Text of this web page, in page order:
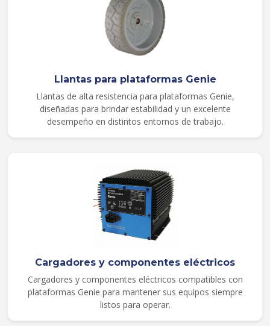
Llantas para plataformas Genie
Llantas de alta resistencia para plataformas Genie,
diseñadas para brindar estabilidad y un excelente
desempeño en distintos entornos de trabajo.
Cargadores y componentes eléctricos
Cargadores y componentes eléctricos compatibles con
plataformas Genie para mantener sus equipos siempre
listos para operar.